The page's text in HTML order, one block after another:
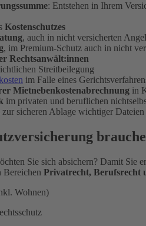
: Entstehen in Ihrem
Kostenschutzes
, auch in nicht versicherten
, im Premium-Schutz auch in nicht
Rechtsanwält:innen
Streitbeilegung
im Falle eines
Mietnebenkostenabrechnung in
im privaten und beruflichen
zur sicheren Ablage wichtiger
Sie sich absichern? Damit Sie
Bereichen Privatrecht, Berufsrecht
Wohnen)